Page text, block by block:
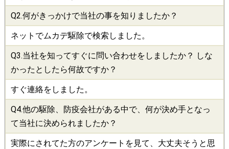
Q2.何がきっかけで当社の事を知りましたか？
ネットでムカデ駆除で検索しました。
Q3.当社を知ってすぐに問い合わせをしましたか？ しな
かったとしたら何故ですか？
すぐ連絡をしました。
Q4.他の駆除、 防疫会社がある中で、何が決め手となっ
て当社に決められましたか？
実際にされてた方のアンケートを見て、大丈夫そうと思